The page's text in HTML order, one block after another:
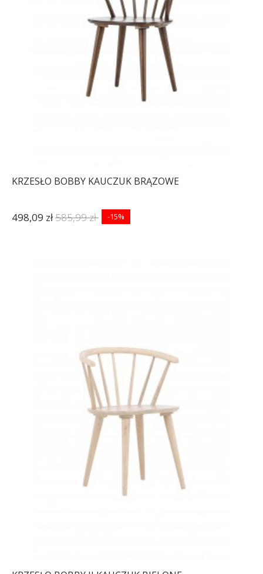
KRZESŁO BOBBY KAUCZUK BRĄZOWE
498,09 zł585,99 zł -15%